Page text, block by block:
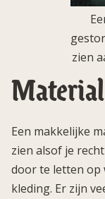
zien
Een makkelijke
zien alsof je
door te letten op
kleding. Er zijn